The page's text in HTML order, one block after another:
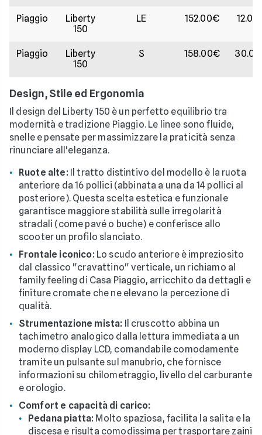
Piaggio
Liberty
150
LE 152.00€
Piaggio
Liberty
150
S 158.00€
Design, Stile ed Ergonomia
Il design del Liberty 150 è un perfetto equilibrio tra
modernità e tradizione Piaggio. Le linee sono fluide,
snelle e pensate per massimizzare la praticità senza
rinunciare all'eleganza.
Ruote alte:Il tratto distintivo del modello è la ruota
anteriore da 16 pollici (abbinata a una da 14 pollici al
posteriore). Questa scelta estetica e funzionale
garantisce maggiore stabilità sulle irregolarità
stradali (come pavé o buche) e conferisce allo
scooter un profilo slanciato.
Frontale iconico:Lo scudo anteriore è impreziosito
dal classico "cravattino" verticale, un richiamo al
family feeling di Casa Piaggio, arricchito da dettagli e
finiture cromate che ne elevano la percezione di
qualità.
Strumentazione mista: Il cruscotto abbina un
tachimetro analogico dalla lettura immediata a un
moderno display LCD, comandabile comodamente
tramite un pulsante sul manubrio, che fornisce
informazioni su chilometraggio, livello del carburante
e orologio.
Comfort e capacità di carico:
Pedana piatta: Molto spaziosa, facilita la salita e la
discesa e risulta comodissima per trasportare zaini